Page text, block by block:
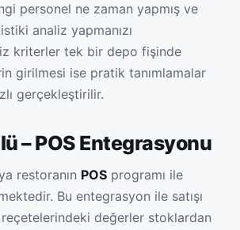
personel ne zaman yapmış ve
analiz yapmanızı
kriterler tek bir depo fişinde
girilmesi ise pratik tanımlamalar
gerçekleştirilir.
– POS Entegrasyonu
restoranın POS programı ile
Bu entegrasyon ile satışı
reçetelerindeki değerler stoklardan